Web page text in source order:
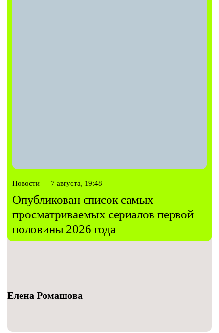
Новости — 7 августа, 19:48
Опубликован список самых
просматриваемых сериалов первой
половины 2026 года
Елена Ромашова